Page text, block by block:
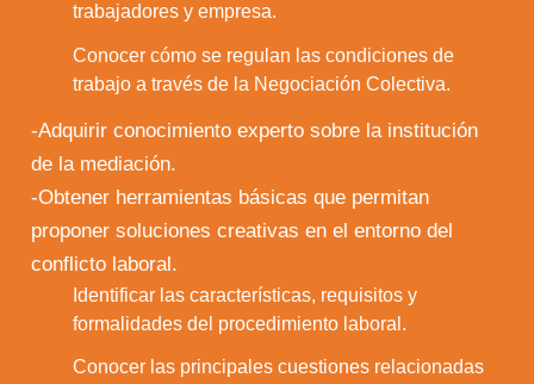
trabajadores y empresa.
Conocer cómo se regulan las condiciones de
trabajo a través de la Negociación Colectiva.
-Adquirir conocimiento experto sobre la institución
de la mediación.
-Obtener herramientas básicas que permitan
proponer soluciones creativas en el entorno del
conflicto laboral.
Identificar las características, requisitos y
formalidades del procedimiento laboral.
Conocer las principales cuestiones relacionadas